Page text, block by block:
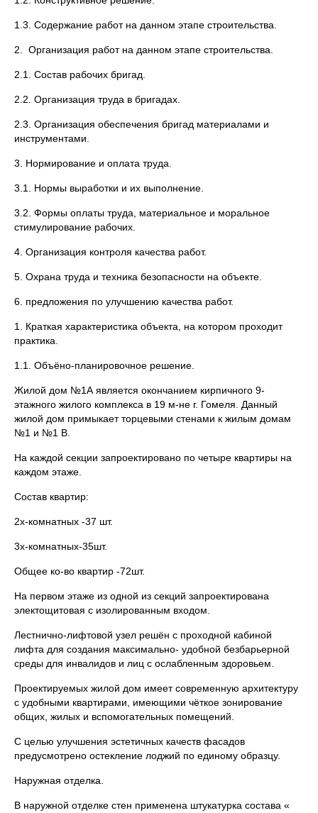
1.3. Содержание работ на данном этапе строительства.
2. Организация работ на данном этапе строительства.
2.1. Состав рабочих бригад.
2.2. Организация труда в бригадах.
2.3. Организация обеспечения бригад материалами и
инструментами.
3. Нормирование и оплата труда.
3.1. Нормы выработки и их выполнение.
3.2. Формы оплаты труда, материальное и моральное
стимулирование рабочих.
4. Организация контроля качества работ.
5. Охрана труда и техника безопасности на объекте.
6. предложения по улучшению качества работ.
1. Краткая характеристика объекта, на котором проходит
практика.
1.1. Объёно-планировочное решение.
Жилой дом №1А является окончанием кирпичного 9-
этажного жилого комплекса в 19 м-не г. Гомеля. Данный
жилой дом примыкает торцевыми стенами к жилым домам
№1 и №1 В.
На каждой секции запроектировано по четыре квартиры на
каждом этаже.
Состав квартир:
2х-комнатных -37 шт.
3х-комнатных-35шт.
Общее ко-во квартир -72шт.
На первом этаже из одной из секций запроектирована
электощитовая с изолированным входом.
Лестнично-лифтовой узел решён с проходной кабиной
лифта для создания максимально- удобной безбарьерной
среды для инвалидов и лиц с ослабленным здоровьем.
Проектируемых жилой дом имеет современную архитектуру
с удобными квартирами, имеющими чёткое зонирование
общих, жилых и вспомогательных помещений.
С целью улучшения эстетичных качеств фасадов
предусмотрено остекление лоджий по единому образцу.
Наружная отделка.
В наружной отделке стен применена штукатурка состава «